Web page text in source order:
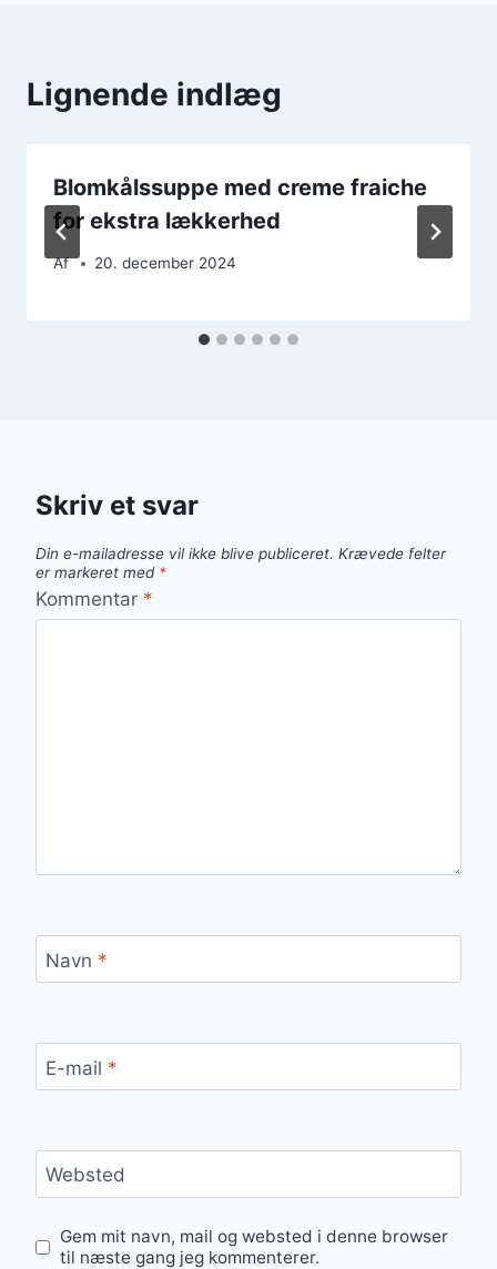
Lignende indlæg
Blomkålssuppe med creme fraiche
for ekstra lækkerhed
Af 20. december 2024
Skriv et svar
Din e-mailadresse vil ikke blive publiceret. Krævede felter
er markeret med *
Kommentar *
Navn *
E-mail *
Websted
Gem mit navn, mail og websted i denne browser
til næste gang jeg kommenterer.